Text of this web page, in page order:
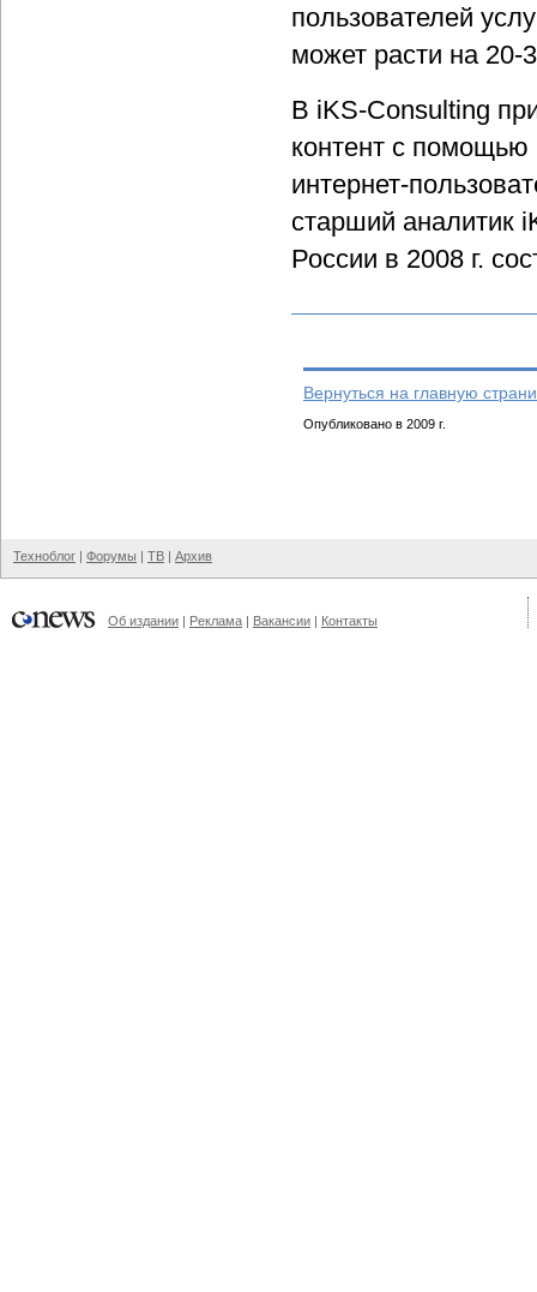
пользователей
может расти на 20-
В iKS-Consulting
контент с
интернет-
старший аналитик
России в 2008 г.
Вернуться на главную
Опубликовано в 2009 г.
Техноблог | Форумы | ТВ | Архив
Об издании | Реклама | Вакансии | Контакты